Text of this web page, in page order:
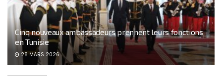
Cinq nouveaux ambassadeurs prennent leurs fonctions
en Tunisie
28 MARS 2026